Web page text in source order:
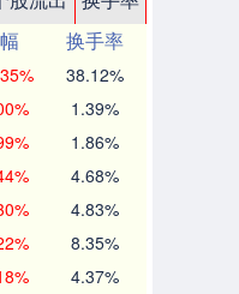
换手率
38.12%
1.39%
1.86%
4.68%
4.83%
8.35%
4.37%